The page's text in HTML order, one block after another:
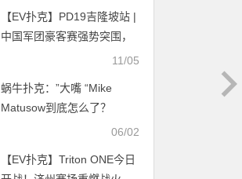
【EV扑克】PD19吉隆坡站 |
中国军团豪客赛强势突围，
11/05
蜗牛扑克：”大嘴 “Mike
Matusow到底怎么了？
06/02
【EV扑克】Triton ONE今日